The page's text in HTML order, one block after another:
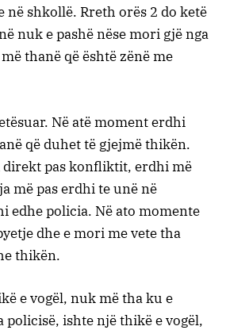
në shkollë. Rreth orës 2 do ketë
nuk e pashë nëse mori gjë nga
thanë që është zënë me
Në atë moment erdhi
që duhet të gjejmë thikën.
direkt pas konfliktit, erdhi më
më pas erdhi te unë në
edhe policia. Në ato momente
dhe e mori me vete tha
thikën.
e vogël, nuk më tha ku e
ishte një thikë e vogël,